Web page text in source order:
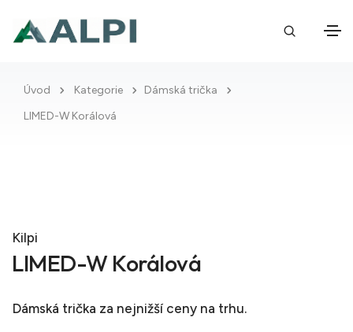
Úvod Kategorie
Dámská trička
LIMED-W Korálová
Kilpi
LIMED-W Korálová
Dámská trička za nejnižší ceny na trhu.